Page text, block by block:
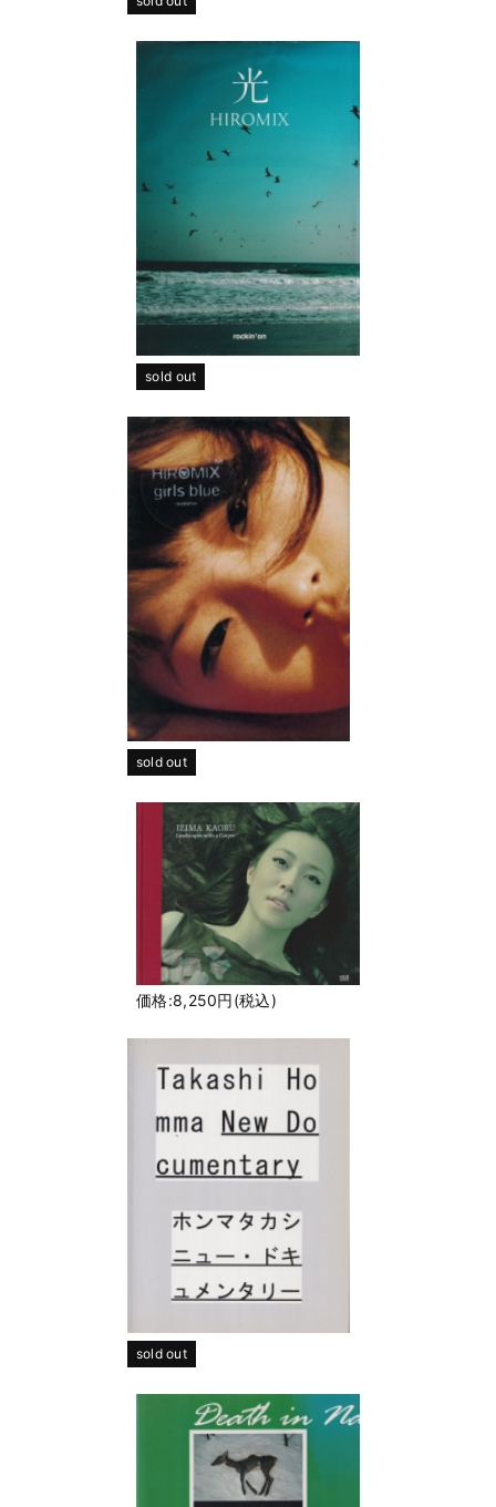
sold out
sold out
価格:8,250円(税込)
sold out